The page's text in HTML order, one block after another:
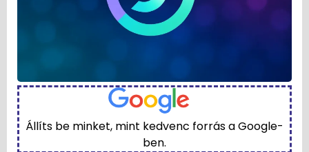
Állíts be minket, mint kedvenc forrás a Google-
ben.